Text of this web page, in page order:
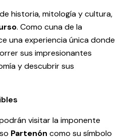
historia, mitología y cultura,
. Como cuna de la
una experiencia única donde
sus impresionantes
y descubrir sus
visitar la imponente
Partenón como su símbolo